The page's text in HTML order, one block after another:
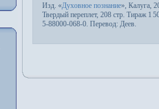
Изд. «Духовное познание», Калуга,
Твер­дый пе­ре­плет, 208 стр. Тираж 1
5-88000-068-0. Пере­вод: Деев.